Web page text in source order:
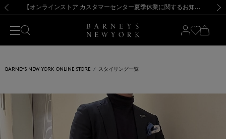
新規登録のお客様も対象！＜MY BARNEYS＞会員のお客様は11,000円（税込）以上のお買上げで常時送料無料！お買い物の際は会員登録を！
【夏季休業に伴う出荷一時停止のお知らせ】(2026.8.7) 【オンラインストア カスタマーセンター夏季休業に関するお知らせ】（2026.8.7）
【夏季休業に伴う返品・交換承り一時停止のお知らせ】（2026.8.5）
熊本県を中心とした地震の影響によるお荷物のお届けについて
【開催中】SUMMER SALEのご案内・ご注意事項 新規登録のお客様も対象！＜MY BARNEYS＞会員のお客様は11,000円（税込）以上のお買上げで常時送料無料！お買い物の際は会員登録を！
【夏季休業に伴う出荷一時停止のお知らせ】(2026.8.7)
BARNEYS NEW YORK ONLINE STORE スタイリング一覧